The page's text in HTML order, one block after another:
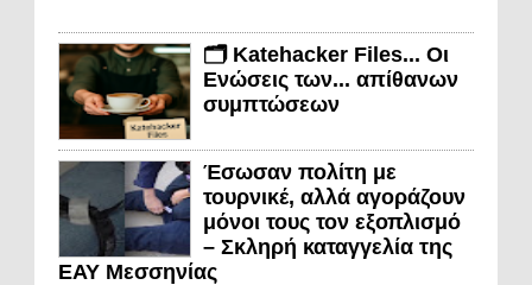
🗂️ Katehacker Files... Οι
Ενώσεις των... απίθανων
συμπτώσεων
Έσωσαν πολίτη με
τουρνικέ, αλλά αγοράζουν
μόνοι τους τον εξοπλισμό
– Σκληρή καταγγελία της
ΕΑΥ Μεσσηνίας